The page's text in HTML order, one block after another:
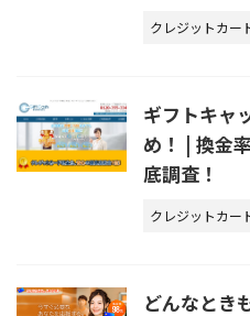
クレジットカー
ギフトキャ
め！ | 換金
底調査！
クレジットカー
どんなとき